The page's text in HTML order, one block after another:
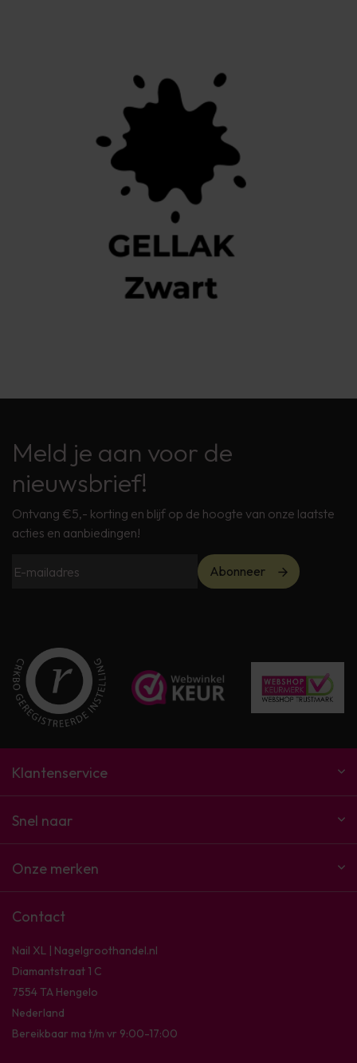
Meld je aan voor de
nieuwsbrief!
Ontvang €5,- korting en blijf op de hoogte van onze laatste
acties en aanbiedingen!
Abonneer
Klantenservice
Snel naar
Onze merken
Contact
Nail XL | Nagelgroothandel.nl
Diamantstraat 1 C
7554 TA Hengelo
Nederland
Bereikbaar ma t/m vr 9:00-17:00